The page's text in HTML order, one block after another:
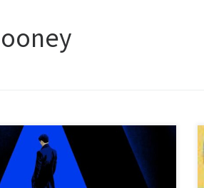
están sindicando. Creo que me voy a
Sally Rooney y, esta vez, se ha